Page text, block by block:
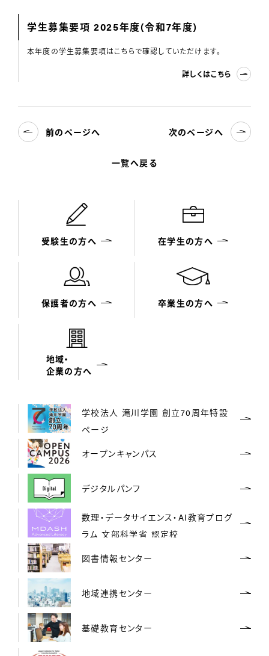
学生募集要項 2025年度(令和7年度)
本年度の学生募集要項はこちらで確認していただけます。
詳しくはこちら
一覧へ戻る
前のページへ 次のページへ
受験生の方へ 在学生の方へ
保護者の方へ 卒業生の方へ
地域・
企業の方へ
学校法人 滝川学園 創立70周年特設
ページ
オープンキャンパス
デジタルパンフ
数理・データサイエンス・AI教育プログ
ラム 文部科学省 認定校
図書情報センター
地域連携センター
基礎教育センター